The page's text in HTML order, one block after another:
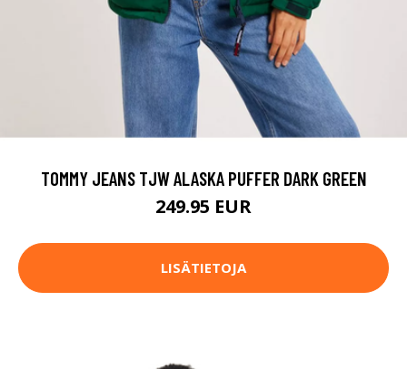
TOMMY JEANS TJW ALASKA PUFFER DARK GREEN
249.95 EUR
LISÄTIETOJA